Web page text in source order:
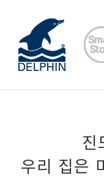
진
우리 집은